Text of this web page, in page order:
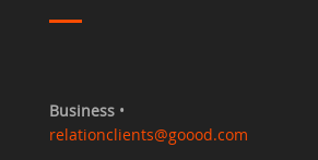
Business •
relationclients@goood.com